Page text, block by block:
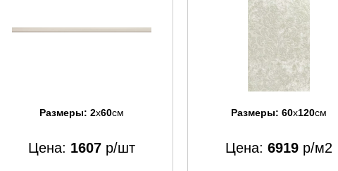
Размеры: 2x60см
Цена: 1607 р/шт
Размеры: 60x120см
Цена: 6919 р/м2